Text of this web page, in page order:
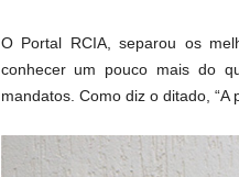
O Portal RCIA, separou os
conhecer um pouco mais do
mandatos. Como diz o ditado, “A